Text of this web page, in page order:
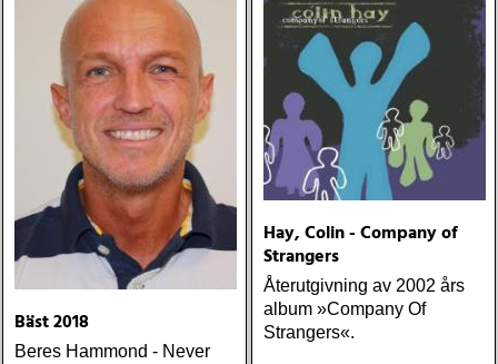
Bäst 2018
Beres Hammond - Never
Hay, Colin - Company of
Strangers
Återutgivning av 2002 års
album »Company Of
Strangers«.